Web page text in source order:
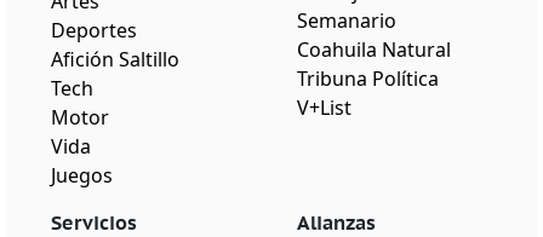
Deportes
Afición Saltillo
Tech
Motor
Vida
Juegos
Semanario
Coahuila Natural
Tribuna Política
V+List
Servicios Alianzas